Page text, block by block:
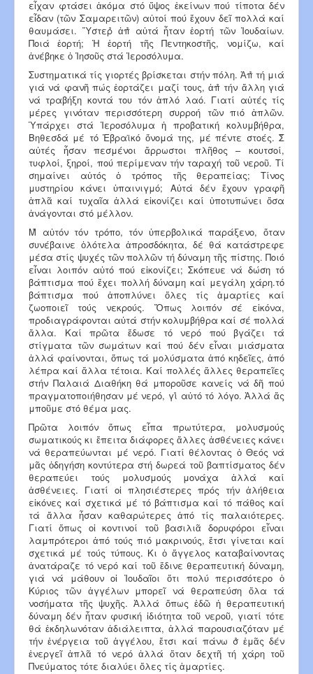
εἶχαν φτάσει ἀκόμα στό ὕψος ἐκείνων πού τίποτα δέν
εἶδαν (τῶν Σαμαρειτῶν) αὐτοί πού ἔχουν δεῖ πολλά καί
θαυμάσει. Ὕστερ̉ ἀπ̉ αὐτά ἦταν ἑορτή τῶν Ἰουδαίων.
Ποιά ἑορτή; Ἡ ἑορτή τῆς Πεντηκοστῆς, νομίζω, καί
ἀνέβηκε ὁ Ἰησοῦς στά Ἱεροσόλυμα.
Συστηματικά τίς γιορτές βρίσκεται στήν πόλη. Ἀπ̉ τή μιά
γιά νά φανῆ πώς ἑορτάζει μαζί τους, ἀπ̉ τήν ἄλλη γιά
νά τραβήξη κοντά του τόν ἁπλό λαό. Γιατί αὐτές τίς
μέρες γινόταν περισσότερη συρροή τῶν πιό ἁπλῶν.
Ὑπάρχει στά Ἱεροσόλυμα ἡ προβατική κολυμβήθρα,
Βηθεσδά μέ τό Ἑβραϊκό ὄνομά της, μέ πέντε στοές. Σ̉
αὐτές ἦσαν πεσμένοι ἄρρωστοι πλῆθος – κουτσοί,
τυφλοί, ξηροί, πού περίμεναν τήν ταραχή τοῦ νεροῦ. Τί
σημαίνει αὐτός ὁ τρόπος τῆς θεραπείας; Τίνος
μυστηρίου κάνει ὑπαινιγμό; Αὐτά δέν ἔχουν γραφῆ
ἁπλᾶ καί τυχαῖα ἀλλά εἰκονίζει καί ὑποτυπώνει ὅσα
ἀνάγονται στό μέλλον.
Μ̉ αὐτόν τόν τρόπο, τόν ὑπερβολικά παράξενο, ὅταν
συνέβαινε ὁλότελα ἀπροσδόκητα, δέ θά κατάστρεφε
μέσα στίς ψυχές τῶν πολλῶν τή δύναμη τῆς πίστης. Ποιό
εἶναι λοιπόν αὐτό πού εἰκονίζει; Σκόπευε νά δώση τό
βάπτισμα πού ἔχει πολλή δύναμη καί μεγάλη χάρη.τό
βάπτισμα πού ἀποπλύνει ὅλες τίς ἁμαρτίες καί
ζωοποιεῖ τούς νεκρούς. Ὅπως λοιπόν σέ εἰκόνα,
προδιαγράφονται αὐτά στήν κολυμβήθρα καί σέ πολλά
ἄλλα. Καί πρῶτα ἔδωσε τό νερό πού βγάζει τά
στίγματα τῶν σωμάτων καί πού δέν εἶναι μιάσματα
ἀλλά φαίνονται, ὅπως τά μολύσματα ἀπό κηδεῖες, ἀπό
λέπρα καί ἄλλα τέτοια. Καί πολλές ἄλλες θεραπεῖες
στήν Παλαιά Διαθήκη θά μποροῦσε κανείς νά δῆ πού
πραγματοποιήθησαν μέ νερό, γι̉ αὐτό τό λόγο. Ἀλλά ἄς
μποῦμε στό θέμα μας.
Πρῶτα λοιπόν ὅπως εἶπα πρωτύτερα, μολυσμούς
σωματικούς κι ἔπειτα διάφορες ἄλλες ἀσθένειες κάνει
νά θεραπεύωνται μέ νερό. Γιατί θέλοντας ὁ Θεός νά
μᾶς ὁδηγήση κοντύτερα στή δωρεά τοῦ βαπτίσματος δέν
θεραπεύει τούς μολυσμούς μονάχα ἀλλά καί
ἀσθένειες. Γιατί οἱ πλησιέστερες πρός τήν ἀλήθεια
εἰκόνες καί σχετικά μέ τό βάπτισμα καί τό πάθος καί
τά ἄλλα ἦσαν καθαρώτερες ἀπό τίς παλαιότερες.
Γιατί ὅπως οἱ κοντινοί τοῦ βασιλιᾶ δορυφόροι εἶναι
λαμπρότεροι ἀπό τούς πιό μακρινούς, ἔτσι γίνεται καί
σχετικά μέ τούς τύπους. Κι ὁ ἄγγελος καταβαίνοντας
ἀνατάραζε τό νερό καί τοῦ ἔδινε θεραπευτική δύναμη,
γιά νά μάθουν οἱ Ἰουδαῖοι ὅτι πολύ περισσότερο ὁ
Κύριος τῶν ἀγγέλων μπορεῖ νά θεραπεύση ὅλα τά
νοσήματα τῆς ψυχῆς. Ἀλλά ὅπως ἐδῶ ἡ θεραπευτική
δύναμη δέν ἦταν φυσική ἰδιότητα τοῦ νεροῦ, γιατί τότε
θά ἐκδηλωνόταν ἀδιάλειπτα, ἀλλά παρουσιαζόταν μέ
τήν ἐνέργεια τοῦ ἀγγέλου, ἔτσι καί πάνω σ̉ ἐμᾶς δέν
ἐνεργεῖ ἁπλᾶ τό νερό ἀλλά ὅταν δεχτῆ τή χάρη τοῦ
Πνεύματος τότε διαλύει ὅλες τίς ἁμαρτίες.